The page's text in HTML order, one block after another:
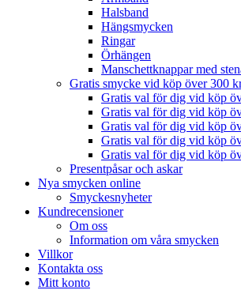
Halsband
Hängsmycken
Ringar
Örhängen
Manschettknappar med
Gratis smycke vid köp över 300
Gratis val för dig vid köp
Gratis val för dig vid köp
Gratis val för dig vid köp
Gratis val för dig vid köp
Gratis val för dig vid köp
Presentpåsar och askar
Nya smycken online
Smyckesnyheter
Kundrecensioner
Om oss
Information om våra smycken
Villkor
Kontakta oss
Mitt konto